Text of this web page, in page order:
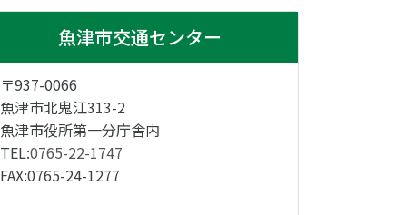
魚津市交通センター
〒937-0066
魚津市北鬼江313-2
魚津市役所第一分庁舎内
TEL:0765-22-1747
FAX:0765-24-1277